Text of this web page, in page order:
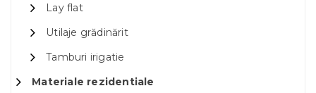
Lay flat
Utilaje grădinărit
Tamburi irigatie
Materiale rezidentiale